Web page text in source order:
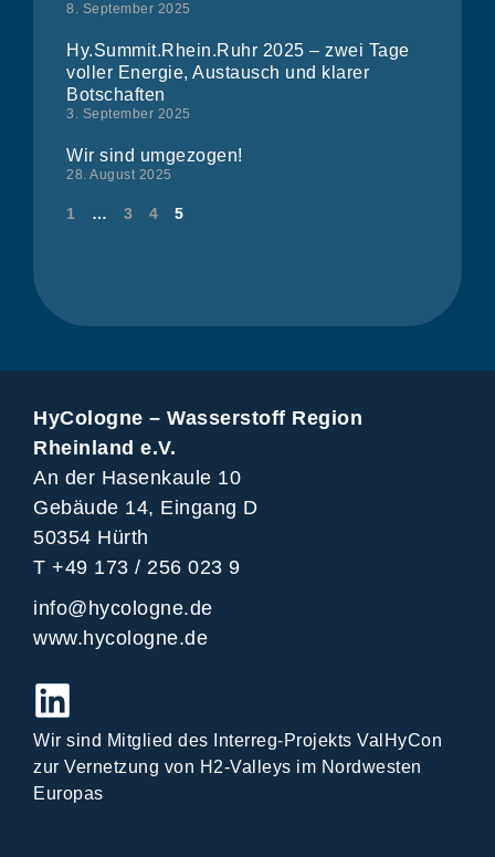
8. September 2025
Hy.Summit.Rhein.Ruhr 2025 – zwei Tage
voller Energie, Austausch und klarer
Botschaften
3. September 2025
Wir sind umgezogen!
28. August 2025
1 … 3 4 5
HyCologne – Wasserstoff Region
Rheinland e.V.
An der Hasenkaule 10
Gebäude 14, Eingang D
50354 Hürth
T +49 173 / 256 023 9
info@hycologne.de
www.hycologne.de
Wir sind Mitglied des Interreg-Projekts ValHyCon
zur Vernetzung von H2-Valleys im Nordwesten
Europas